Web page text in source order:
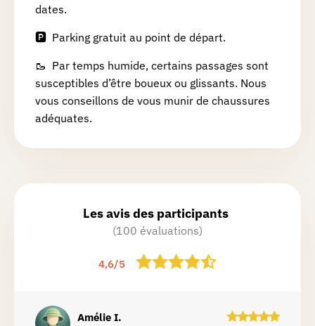
dates.
🅿️ Parking gratuit au point de départ.
🥾 Par temps humide, certains passages sont
susceptibles d’être boueux ou glissants. Nous
vous conseillons de vous munir de chaussures
adéquates.
Les avis des participants
(100 évaluations)
4,6/5
Amélie I.